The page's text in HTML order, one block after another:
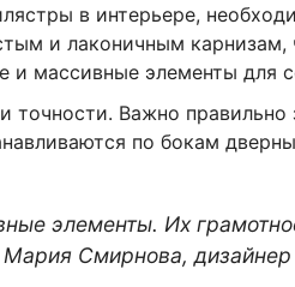
в интерьере,
и лаконичным
массивные элементы для
точности. Важно
по бокам
элементы. Их
Смирнова, дизайнер